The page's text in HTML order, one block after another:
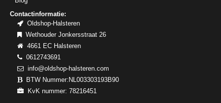
Contactinformatie:
Oldshop-Halsteren
Wethouder Jonkersstraat 26
4661 EC Halsteren
0612743691
info@oldshop-halsteren.com
BTW Nummer:NL003303193B90
KvK nummer: 78216451